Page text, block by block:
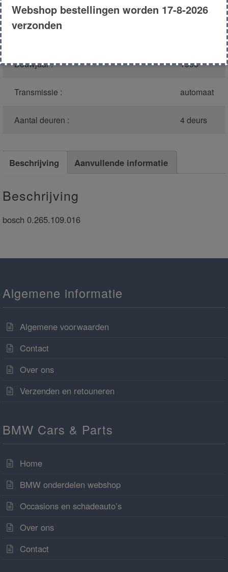
Carroserie : Sedan
Bouwjaar : 1996
Transmissie : automaat
Aantal deuren : 4 deurs
Beschrijving Aanvullende informatie
Beschrijving
bosch 0.265.109.016
Algemene informatie
Algemene voorwaarden
Contact
Over ons
Verzenden en retouneren
BMW Cars & Parts
Home
BMW onderdelen webshop
Occasions en schadeauto’s
Over ons
Contact
Webshop bestellingen worden 17-8-2026
verzonden